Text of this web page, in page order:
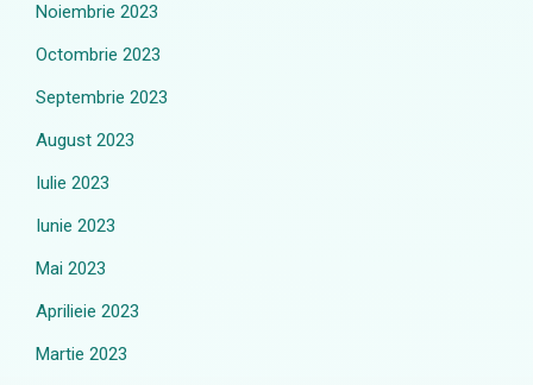
Noiembrie 2023
Octombrie 2023
Septembrie 2023
August 2023
Iulie 2023
Iunie 2023
Mai 2023
Aprilieie 2023
Martie 2023